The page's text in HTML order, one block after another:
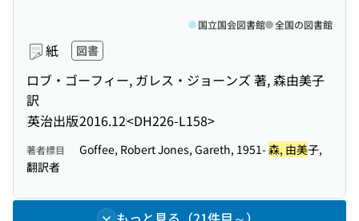
紙 図書
ロブ・ゴーフィー, ガレス・ジョーンズ 著, 森由美子
訳
英治出版2016.12<DH226-L158>
国立国会図書館 全国の図書館
著者標目 Goffee, Robert Jones, Gareth, 1951-森, 由美子,
翻訳者